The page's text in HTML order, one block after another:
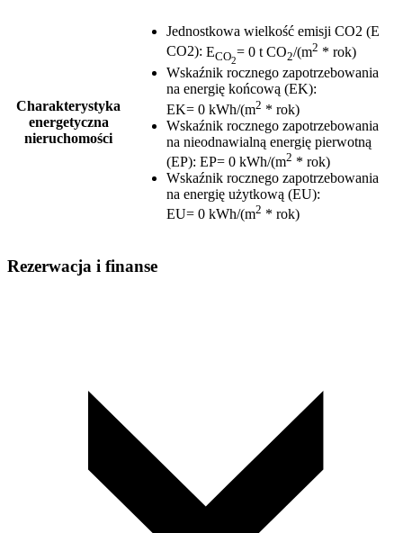
Charakterystyka
energetyczna
nieruchomości
Jednostkowa wielkość emisji CO2 (E
CO2): ECO2
= 0 t CO2/(m2 * rok)
Wskaźnik rocznego zapotrzebowania
na energię końcową (EK):
EK= 0 kWh/(m2 * rok)
Wskaźnik rocznego zapotrzebowania
na nieodnawialną energię pierwotną
(EP): EP= 0 kWh/(m2 * rok)
Wskaźnik rocznego zapotrzebowania
na energię użytkową (EU):
EU= 0 kWh/(m2 * rok)
Rezerwacja i finanse